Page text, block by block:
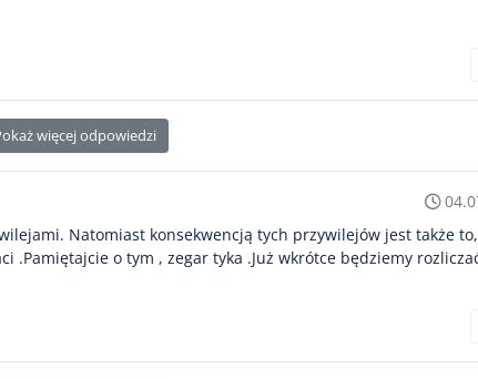
więcej odpowiedzi
Natomiast konsekwencją tych przywilejów jest także
o tym , zegar tyka .Już wkrótce będziemy